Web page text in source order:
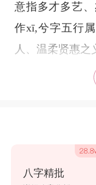
意指多才多艺
作xī,兮字五行
人、温柔贤惠之
【妙彤】大气
调由仄声专为
色，在我国是
【语涵】语：
八字精批